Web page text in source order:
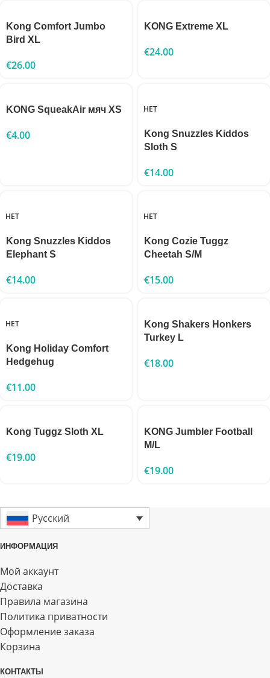
Kong Comfort Jumbo
Bird XL
€26.00
KONG Extreme XL
€24.00
KONG SqueakAir мяч XS
€4.00
НЕТ
Kong Snuzzles Kiddos
Sloth S
€14.00
НЕТ
Kong Snuzzles Kiddos
Elephant S
€14.00
НЕТ
Kong Cozie Tuggz
Cheetah S/M
€15.00
НЕТ
Kong Holiday Comfort
Hedgehug
€11.00
Kong Shakers Honkers
Turkey L
€18.00
Kong Tuggz Sloth XL
€19.00
KONG Jumbler Football
M/L
€19.00
Русский
ИНФОРМАЦИЯ
Мой аккаунт
Доставка
Правила магазина
Политика приватности
Оформление заказа
Корзина
КОНТАКТЫ